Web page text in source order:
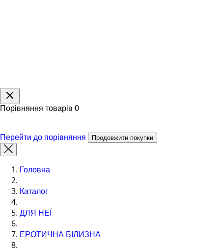
Порівняння товарів 0
Перейти до порівняння Продовжити покупки
Головна
Каталог
ДЛЯ НЕЇ
ЕРОТИЧНА БІЛИЗНА